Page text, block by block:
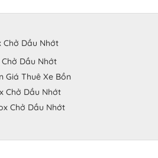
Chở Dầu Nhớt
Dầu Nhớt
Giá Thuê Xe Bồn
Chở Dầu Nhớt
Chở Dầu Nhớt